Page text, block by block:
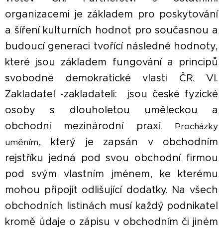
organizacemi je základem pro poskytování
a šíření kulturních hodnot pro současnou a
budoucí generaci tvořící následné hodnoty,
které jsou základem fungování a principů
svobodné demokratické vlasti ČR. VI.
Zakladatel -zakladateli: jsou české fyzické
osoby s dlouholetou uměleckou a
obchodní mezinárodní praxí.
Procházky
uměním, který je zapsán v obchodním
rejstříku jedná pod svou obchodní firmou
pod svým vlastním jménem, ke kterému
mohou připojit odlišující dodatky. Na všech
obchodních listinách musí každý podnikatel
kromě údaje o zápisu v obchodním či jiném